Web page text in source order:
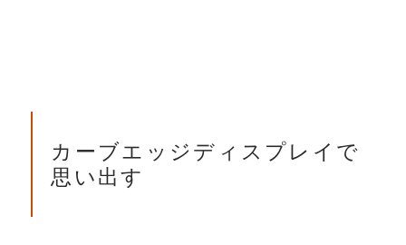
カーブエッジディスプレイで
思い出す